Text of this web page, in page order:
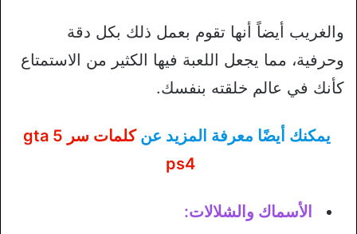
والغريب أيضاً أنها تقوم بعمل ذلك بكل دقة
وحرفية، مما يجعل اللعبة فيها الكثير من الاستمتاع
كأنك في عالم خلقته بنفسك.
يمكنك أيضًا معرفة المزيد عن
كلمات سر gta 5
ps4
الأسماك والشلالات: